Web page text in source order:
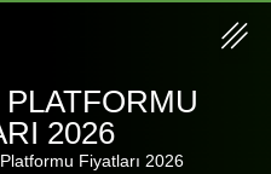
2026
Fiyatları 2026